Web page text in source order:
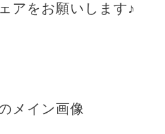
アをお願いします♪